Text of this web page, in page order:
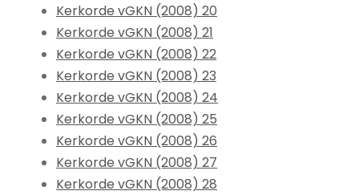
Kerkorde vGKN (2008) 20
Kerkorde vGKN (2008) 21
Kerkorde vGKN (2008) 22
Kerkorde vGKN (2008) 23
Kerkorde vGKN (2008) 24
Kerkorde vGKN (2008) 25
Kerkorde vGKN (2008) 26
Kerkorde vGKN (2008) 27
Kerkorde vGKN (2008) 28